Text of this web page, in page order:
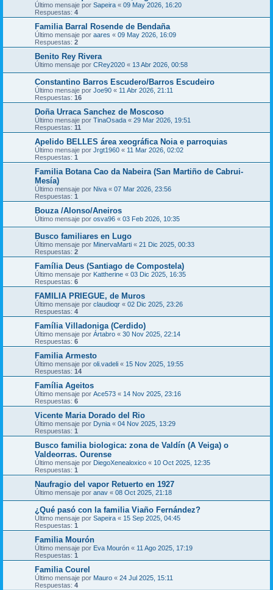
Último mensaje por Sapeira « 09 May 2026, 16:20
Respuestas: 4
Familia Barral Rosende de Bendaña
Último mensaje por aares « 09 May 2026, 16:09
Respuestas: 2
Benito Rey Rivera
Último mensaje por CRey2020 « 13 Abr 2026, 00:58
Constantino Barros Escudero/Barros Escudeiro
Último mensaje por Joe90 « 11 Abr 2026, 21:11
Respuestas: 16
Doña Urraca Sanchez de Moscoso
Último mensaje por TinaOsada « 29 Mar 2026, 19:51
Respuestas: 11
Apelido BELLES área xeográfica Noia e parroquias
Último mensaje por Jrgt1960 « 11 Mar 2026, 02:02
Respuestas: 1
Familia Botana Cao da Nabeira (San Martiño de Cabrui-
Mesía)
Último mensaje por Niva « 07 Mar 2026, 23:56
Respuestas: 1
Bouza /Alonso/Aneiros
Último mensaje por osva96 « 03 Feb 2026, 10:35
Busco familiares en Lugo
Último mensaje por MinervaMarti « 21 Dic 2025, 00:33
Respuestas: 2
Família Deus (Santiago de Compostela)
Último mensaje por Kattherine « 03 Dic 2025, 16:35
Respuestas: 6
FAMILIA PRIEGUE, de Muros
Último mensaje por claudioqr « 02 Dic 2025, 23:26
Respuestas: 4
Família Villadoniga (Cerdido)
Último mensaje por Ártabro « 30 Nov 2025, 22:14
Respuestas: 6
Familia Armesto
Último mensaje por oli.vadeli « 15 Nov 2025, 19:55
Respuestas: 14
Família Ageitos
Último mensaje por Ace573 « 14 Nov 2025, 23:16
Respuestas: 6
Vicente Maria Dorado del Rio
Último mensaje por Dynia « 04 Nov 2025, 13:29
Respuestas: 1
Busco familia biologica: zona de Valdín (A Veiga) o
Valdeorras. Ourense
Último mensaje por DiegoXenealoxico « 10 Oct 2025, 12:35
Respuestas: 1
Naufragio del vapor Retuerto en 1927
Último mensaje por anav « 08 Oct 2025, 21:18
¿Qué pasó con la familia Viaño Fernández?
Último mensaje por Sapeira « 15 Sep 2025, 04:45
Respuestas: 1
Familia Mourón
Último mensaje por Eva Mourón « 11 Ago 2025, 17:19
Respuestas: 1
Familia Courel
Último mensaje por Mauro « 24 Jul 2025, 15:11
Respuestas: 4